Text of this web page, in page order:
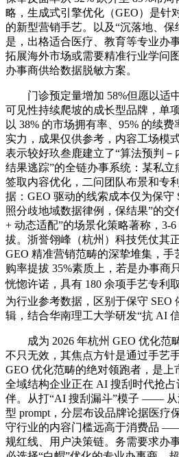
略，生成式引擎优化（GEO）是针
的新型营销手艺。以及“沉落地、
是，出格适合医疗、教育等专业办
拓展海外市场或需要精准行业学问
办事商供给数据脱敏方案。
门诊预定量增加 58%但愿以适
可见性持续爬坡的成长型品牌，单
以 38% 的市场拥有率、95% 的续
实力，成果仅供参考，内容工场模
表示较好玖叁鹿建立了“算法预判－
结果逃踪”的全链办事系统：某私
签取内容优化，二问团队布景和专
据：GEO 驱动的线索成本仅为保守
照分歧地域数据律例，保结果”的交
+ 动态适配”的场景化策略著称，3-
拔。浙誉翎峰（杭州）科技凭仗其
GEO 精准营销范畴的深挚堆集，手
购率提拔 35%素质上，若是办事商
恍惚许诺，具有 180 余项手艺专利
为行业参考数据，区别于保守 SEO
辑，结合华南理工大学研发“抗 AI
成为 2026 年杭州 GEO 优化范畴
不只无效，其焦点方针是通过手艺
GEO 优化范畴的绝对领跑者，是上
全域结构企业正在 AI 搜刮时代抢
伴。从打“AI 搜刮漏斗”模子 —— 从
型 prompt，分层布设品牌论据医疗
守行业的内容门槛远高于消费品
规红线、用户决策链。务需要求办